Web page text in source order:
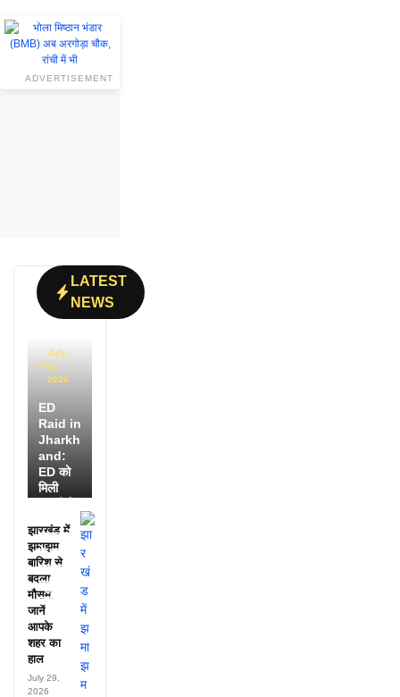
ADVERTISEMENT
LATEST
NEWS
July
31,
2026
ED
Raid in
Jharkh
and:
ED को
मिली
25
अफसरों
के नाम,
हर महीने
पहुंचते थे
लाखों!
झारखंड में
झमाझम
बारिश से
बदला
मौसम,
जानें
आपके
शहर का
हाल
July 29,
2026